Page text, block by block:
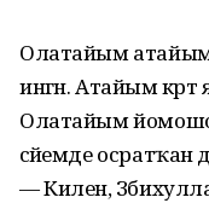
Олатайым
ингән. Атайым
Олатайым
әсәйемде
— Килен,